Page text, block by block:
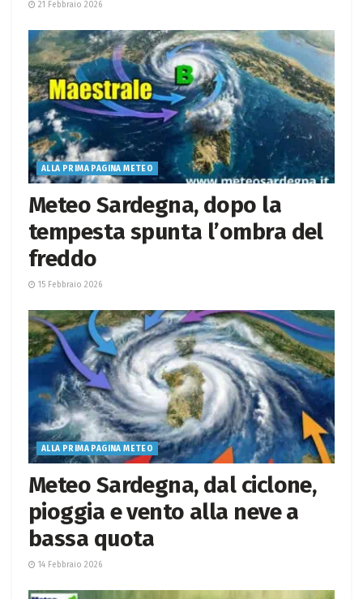
21 Febbraio 2026
ALLA PRIMA PAGINA METEO
Meteo Sardegna, dopo la
tempesta spunta l’ombra del
freddo
15 Febbraio 2026
ALLA PRIMA PAGINA METEO
Meteo Sardegna, dal ciclone,
pioggia e vento alla neve a
bassa quota
14 Febbraio 2026